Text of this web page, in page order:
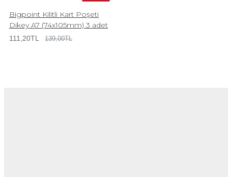
Bigpoint Kilitli Kart Poşeti
Dikey A7 (74x105mm) 3 adet
111,20TL 139,00TL